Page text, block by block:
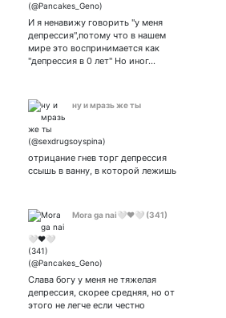
малой властительнице
Кусанали Мне 22 годика :з
И я ненавижу говорить "у меня
депрессия",потому что в нашем
мире это воспринимается как
"депрессия в 0 лет" Но иног…
ну и мразь же ты
отрицание гнев торг депрессия
ссышь в ванну, в которой лежишь
Mora ga nai🤍❤️🤍 (341)
Слава богу у меня не тяжелая
депрессия, скорее средняя, но от
этого не легче если честно